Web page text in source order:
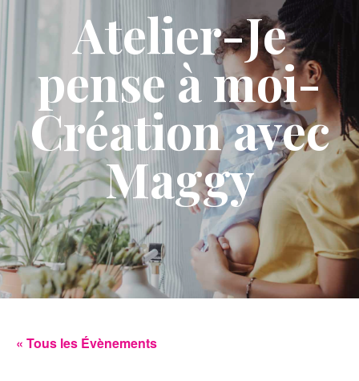
Atelier-Je
pense à moi-
Création avec
Maggy
« Tous les Évènements